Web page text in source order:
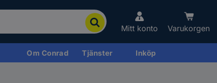
Mitt konto Varukorgen
Om Conrad Tjänster Inköp